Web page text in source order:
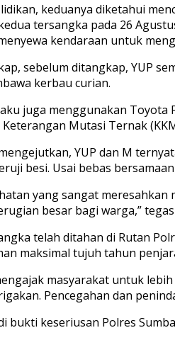
keduanya diketahui
tersangka pada 26
kendaraan untuk
sebelum ditangkap, YUP
kerbau curian.
juga menggunakan
Mutasi Ternak
YUP dan M
besi. Usai bebas
yang sangat
besar bagi warga,” tegas
telah ditahan di Rutan
maksimal tujuh tahun
masyarakat untuk
Pencegahan dan
bukti keseriusan Polres